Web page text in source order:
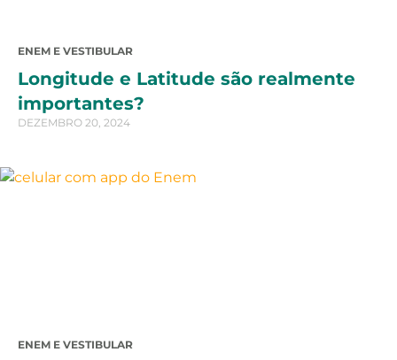
ENEM E VESTIBULAR
Longitude e Latitude são realmente
importantes?
DEZEMBRO 20, 2024
ENEM E VESTIBULAR